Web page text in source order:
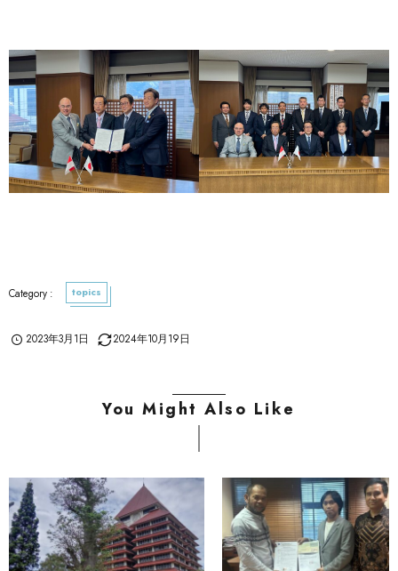
topics
2023年3月1日 2024年10月19日
You Might Also Like